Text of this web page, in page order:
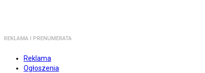
REKLAMA I PRENUMERATA
Reklama
Ogłoszenia